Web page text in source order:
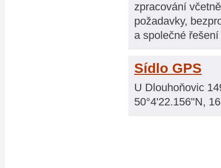
zpracování
požadavky,
a společné
Sídlo GPS
U Dlouhoňovic
50°4'22.156"N,